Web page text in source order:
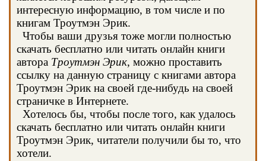
интересную информацию, в том числе и по
книгам Троутмэн Эрик.
Чтобы ваши друзья тоже могли полностью
скачать бесплатно или читать онлайн книги
автора Троутмэн Эрик, можно проставить
ссылку на данную страницу с книгами автора
Троутмэн Эрик на своей где-нибудь на своей
страничке в Интернете.
Хотелось бы, чтобы после того, как удалось
скачать бесплатно или читать онлайн книги
Троутмэн Эрик, читатели получили бы то, что
хотели.